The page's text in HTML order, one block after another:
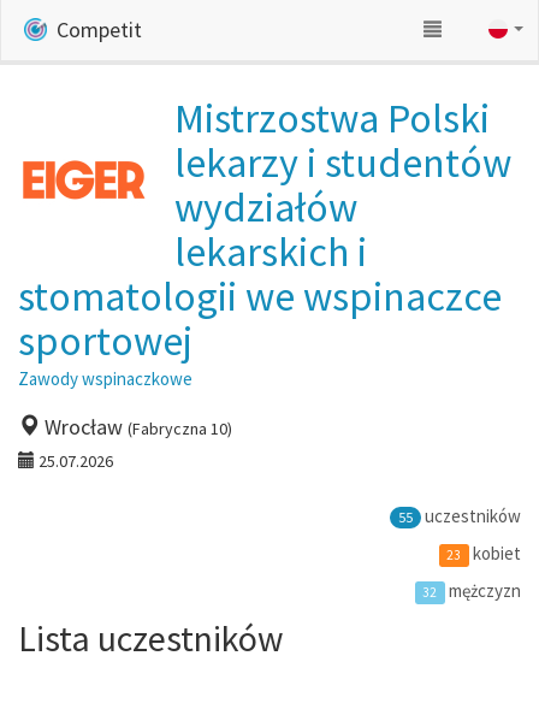
Competit
Mistrzostwa Polski
lekarzy i studentów
wydziałów
lekarskich i
stomatologii we wspinaczce
sportowej
Zawody wspinaczkowe
Wrocław (Fabryczna 10)
25.07.2026
55 uczestników
23 kobiet
32 mężczyzn
Lista uczestników